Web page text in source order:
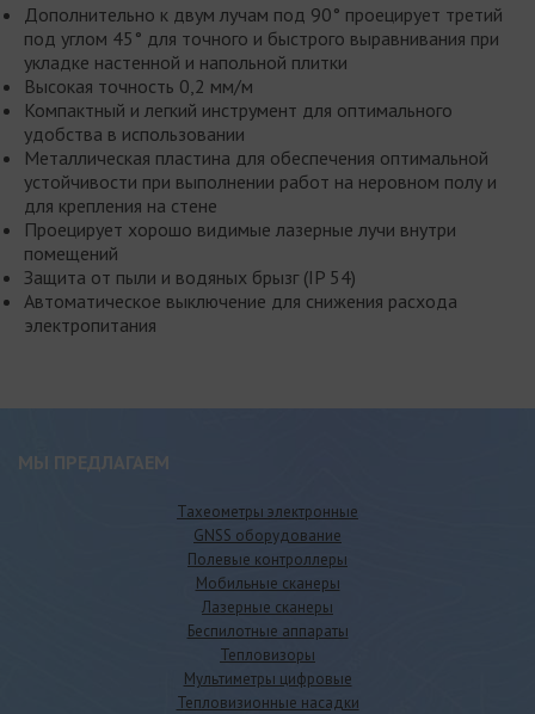
Дополнительно к двум лучам под 90° проецирует третий
под углом 45° для точного и быстрого выравнивания при
укладке настенной и напольной плитки
Высокая точность 0,2 мм/м
Компактный и легкий инструмент для оптимального
удобства в использовании
Металлическая пластина для обеспечения оптимальной
устойчивости при выполнении работ на неровном полу и
для крепления на стене
Проецирует хорошо видимые лазерные лучи внутри
помещений
Защита от пыли и водяных брызг (IP 54)
Автоматическое выключение для снижения расхода
электропитания
МЫ ПРЕДЛАГАЕМ
Тахеометры электронные
GNSS оборудование
Полевые контроллеры
Мобильные сканеры
Лазерные сканеры
Беспилотные аппараты
Тепловизоры
Мультиметры цифровые
Тепловизионные насадки